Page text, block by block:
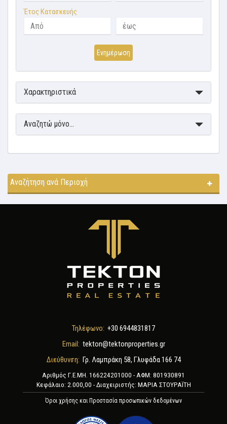
Έτος Κατασκευής
Ενημέρωση
Χαρακτηριστικά
Αναζητώ μόνο...
Αναζήτηση ανά Περιοχή
Τηλέφωνο: +30 6944831817
Email: tekton@tektonproperties.gr
Διεύθυνση: Γρ. Λαμπράκη 58, Γλυφάδα 166 74
Αριθμός Γ.Ε.ΜΗ. 166224201000 - ΑΦΜ: 801930891
Κεφάλαιο: 2.000,00 - Διαχειριστής: ΜΑΡΙΑ ΣΤΟΥΡΑΪΤΗ
Όροι χρήσης και Προστασία προσωπικών δεδομένων